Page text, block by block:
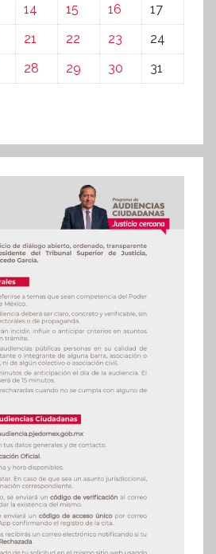
14 15 16
17
21 22 23
24
28 29 30 31